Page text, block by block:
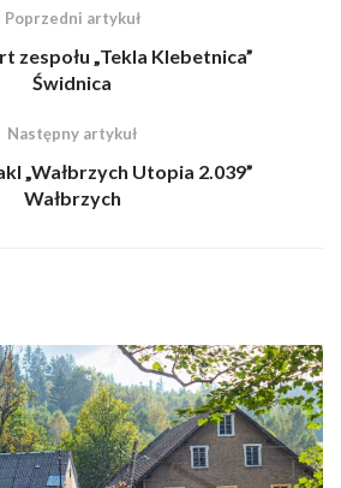
Poprzedni artykuł
zespołu „Tekla Klebetnica”
Świdnica
Następny artykuł
„Wałbrzych Utopia 2.039”
Wałbrzych